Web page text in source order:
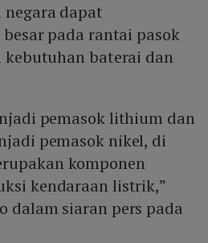
dapat
pada rantai pasok
baterai dan
pemasok lithium dan
pemasok nikel, di
komponen
kendaraan listrik,”
dalam siaran pers pada